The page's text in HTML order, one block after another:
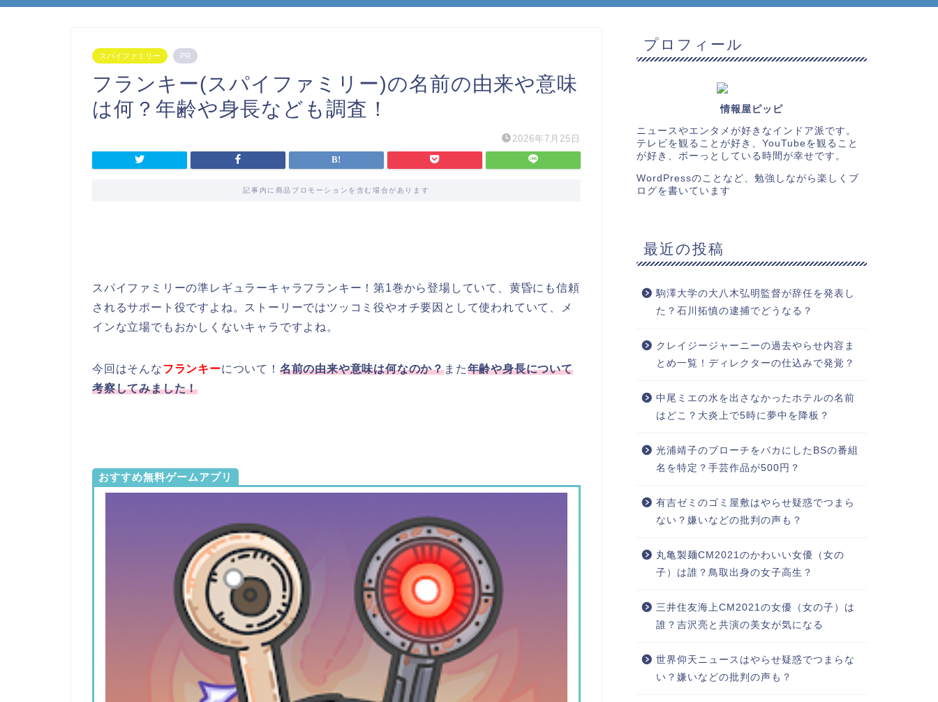
スパイファミリー PR
フランキー(スパイファミリー)の名前の由来や意味
は何？年齢や身長なども調査！
2026年7月25日
記事内に商品プロモーションを含む場合があります
スパイファミリーの準レギュラーキャラフランキー！第1巻から登場していて、黄昏にも信頼
されるサポート役ですよね。ストーリーではツッコミ役やオチ要因として使われていて、メ
インな立場でもおかしくないキャラですよね。
今回はそんなフランキーについて！ 名前の由来や意味は何なのか？また年齢や身長について
考察してみました！
おすすめ無料ゲームアプリ
プロフィール
情報屋ピッピ
ニュースやエンタメが好きなインドア派です。
テレビを観ることが好き、YouTubeを観ること
が好き、ボーっとしている時間が幸せです。
WordPressのことなど、勉強しながら楽しくブ
ログを書いています
最近の投稿
駒澤大学の大八木弘明監督が辞任を発表し
た？石川拓慎の逮捕でどうなる？
クレイジージャーニーの過去やらせ内容ま
とめ一覧！ディレクターの仕込みで発覚？
中尾ミエの水を出さなかったホテルの名前
はどこ？大炎上で5時に夢中を降板？
光浦靖子のブローチをバカにしたBSの番組
名を特定？手芸作品が500円？
有吉ゼミのゴミ屋敷はやらせ疑惑でつまら
ない？嫌いなどの批判の声も？
丸亀製麺CM2021のかわいい女優（女の
子）は誰？鳥取出身の女子高生？
三井住友海上CM2021の女優（女の子）は
誰？吉沢亮と共演の美女が気になる
世界仰天ニュースはやらせ疑惑でつまらな
い？嫌いなどの批判の声も？